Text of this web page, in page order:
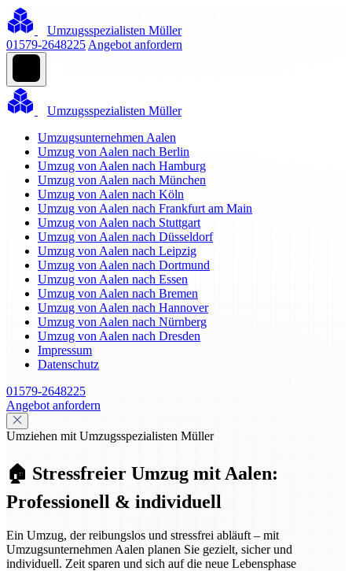
Umzugsspezialisten Müller
01579-2648225 Angebot anfordern
Umzugsspezialisten Müller
Umzugsunternehmen Aalen
Umzug von Aalen nach Berlin
Umzug von Aalen nach Hamburg
Umzug von Aalen nach München
Umzug von Aalen nach Köln
Umzug von Aalen nach Frankfurt am Main
Umzug von Aalen nach Stuttgart
Umzug von Aalen nach Düsseldorf
Umzug von Aalen nach Leipzig
Umzug von Aalen nach Dortmund
Umzug von Aalen nach Essen
Umzug von Aalen nach Bremen
Umzug von Aalen nach Hannover
Umzug von Aalen nach Nürnberg
Umzug von Aalen nach Dresden
Impressum
Datenschutz
01579-2648225
Angebot anfordern
Umziehen mit Umzugsspezialisten Müller
🏠 Stressfreier Umzug mit Aalen:
Professionell & individuell
Ein Umzug, der reibungslos und stressfrei abläuft – mit
Umzugsunternehmen Aalen planen Sie gezielt, sicher und
individuell. Zeit sparen und sich auf die neue Lebensphase